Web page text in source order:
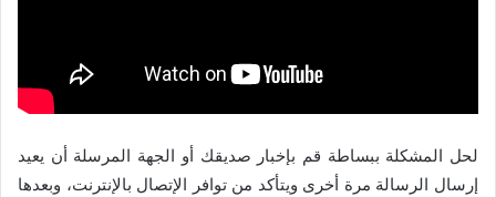
لحل المشكلة ببساطة قم بإخبار صديقك أو الجهة المرسلة أن يعيد
إرسال الرسالة مرة أخرى ويتأكد من توافر الإتصال بالإنترنت، وبعدها